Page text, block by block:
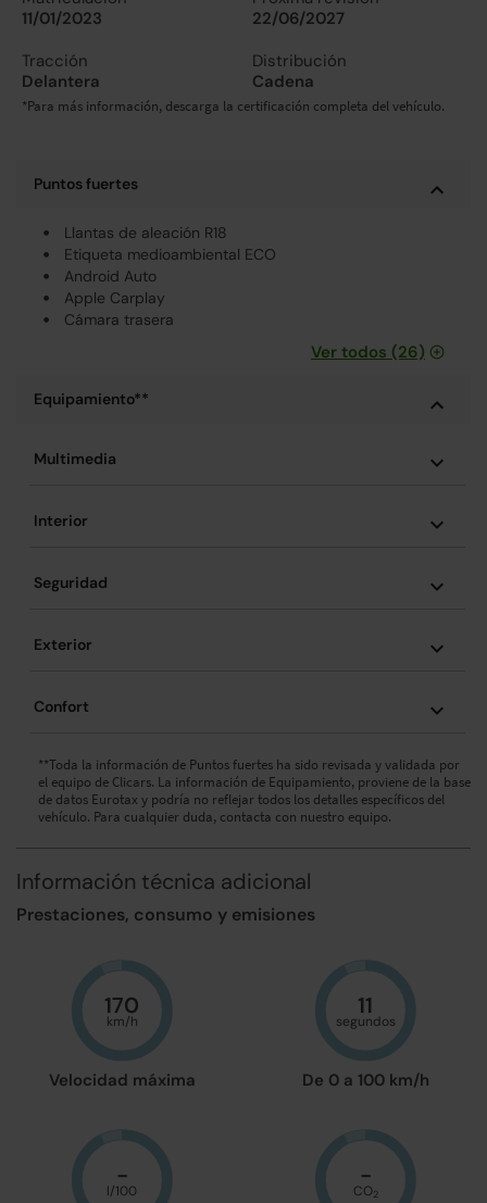
11/01/2023
22/06/2027
Tracción
Delantera
Distribución
Cadena
*Para más información, descarga la certificación completa del vehículo.
Puntos fuertes
Llantas de aleación R18
Etiqueta medioambiental ECO
Android Auto
Apple Carplay
Cámara trasera
Ver todos (26)
Equipamiento**
Multimedia
Interior
Seguridad
Exterior
Confort
**Toda la información de Puntos fuertes ha sido revisada y validada por
el equipo de Clicars. La información de Equipamiento, proviene de la base
de datos Eurotax y podría no reflejar todos los detalles específicos del
vehículo. Para cualquier duda, contacta con nuestro equipo.
Información técnica adicional
Prestaciones, consumo y emisiones
Velocidad máxima
170
km/h
De 0 a 100 km/h
11
segundos
-
l/100
-
CO2